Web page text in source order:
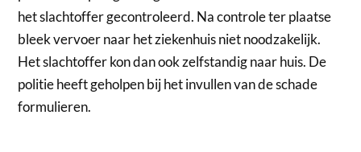
het slachtoffer gecontroleerd. Na controle ter plaatse
bleek vervoer naar het ziekenhuis niet noodzakelijk.
Het slachtoffer kon dan ook zelfstandig naar huis. De
politie heeft geholpen bij het invullen van de schade
formulieren.